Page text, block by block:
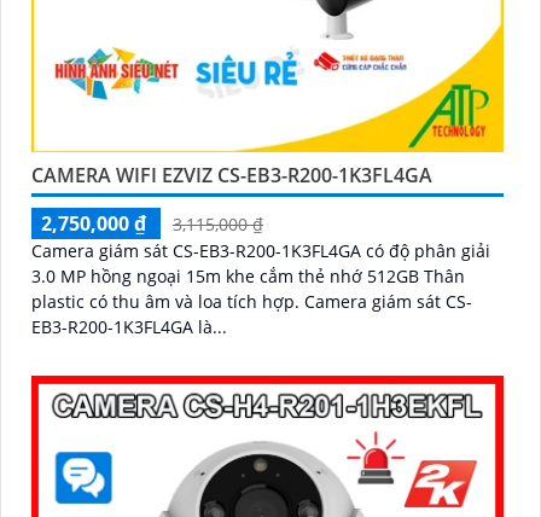
CAMERA WIFI EZVIZ CS-EB3-R200-1K3FL4GA
2,750,000 ₫
3,115,000 ₫
Camera giám sát CS-EB3-R200-1K3FL4GA có độ phân giải
3.0 MP hồng ngoại 15m khe cắm thẻ nhớ 512GB Thân
plastic có thu âm và loa tích hợp. Camera giám sát CS-
EB3-R200-1K3FL4GA là...